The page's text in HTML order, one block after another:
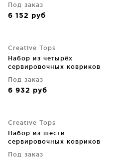
Под заказ
6 152 руб
Creative Tops
Набор из четырёх
сервировочных ковриков
Под заказ
6 932 руб
Creative Tops
Набор из шести
сервировочных ковриков
Под заказ